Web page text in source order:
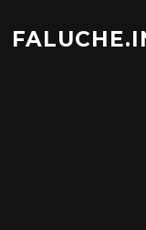
contenu